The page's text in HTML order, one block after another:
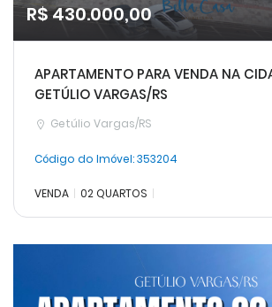
R$ 430.000,00
APARTAMENTO PARA VENDA NA
GETÚLIO VARGAS/RS
Getúlio Vargas/RS
Código do Imóvel:353204
VENDA 02 QUARTOS